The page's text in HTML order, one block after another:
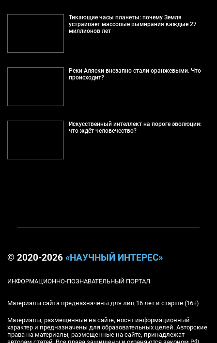
Тикающие часы планеты: почему Земля
устраивает массовые вымирания каждые 27
миллионов лет
Реки Аляски внезапно стали оранжевыми. Что
происходит?
Искусственный интеллект на пороге эволюции:
что ждёт человечество?
© 2020-2026 «НАУЧНЫЙ ИНТЕРЕС»
ИНФОРМАЦИОННО-ПОЗНАВАТЕЛЬНЫЙ ПОРТАЛ
Материалы сайта предназначены для лиц 16 лет и старше (16+)
Материалы, размещенные на сайте, носят информационный
характер и предназначены для образовательных целей. Авторские
права на материалы, размещенные на сайте, принадлежат